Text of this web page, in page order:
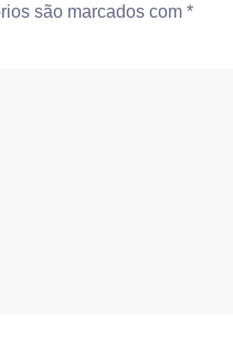
são marcados com *